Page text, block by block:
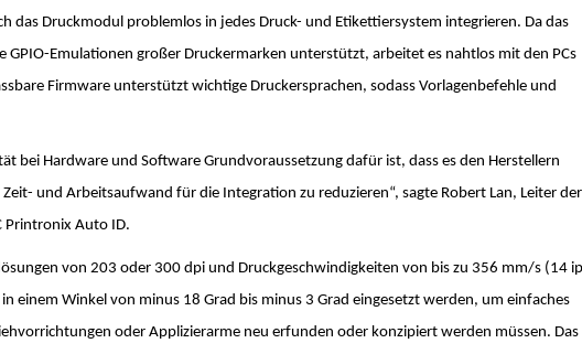
das Druckmodul problemlos in jedes Druck- und Etikettiersystem integrieren. Da das
GPIO-Emulationen großer Druckermarken unterstützt, arbeitet es nahtlos mit den PCs
Firmware unterstützt wichtige Druckersprachen, sodass Vorlagenbefehle und
bei Hardware und Software Grundvoraussetzung dafür ist, dass es den Herstellern
und Arbeitsaufwand für die Integration zu reduzieren“, sagte Robert Lan, Leiter der
Printronix Auto ID.
von 203 oder 300 dpi und Druckgeschwindigkeiten von bis zu 356 mm/s (14
einem Winkel von minus 18 Grad bis minus 3 Grad eingesetzt werden, um einfaches
oder Applizierarme neu erfunden oder konzipiert werden müssen. Das